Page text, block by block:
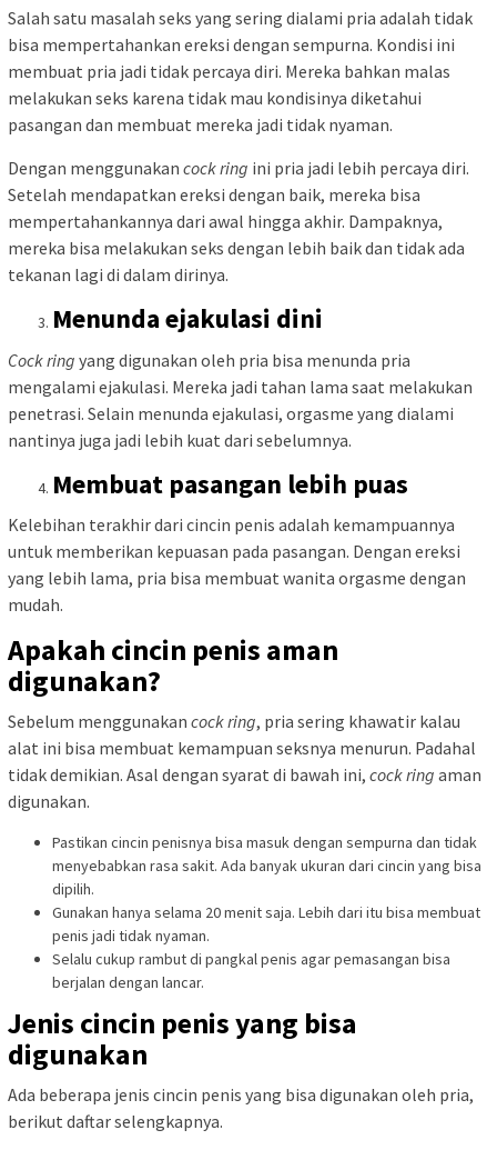
Salah satu masalah seks yang sering dialami pria adalah tidak
bisa mempertahankan ereksi dengan sempurna. Kondisi ini
membuat pria jadi tidak percaya diri. Mereka bahkan malas
melakukan seks karena tidak mau kondisinya diketahui
pasangan dan membuat mereka jadi tidak nyaman.
Dengan menggunakan cock ring ini pria jadi lebih percaya diri.
Setelah mendapatkan ereksi dengan baik, mereka bisa
mempertahankannya dari awal hingga akhir. Dampaknya,
mereka bisa melakukan seks dengan lebih baik dan tidak ada
tekanan lagi di dalam dirinya.
Menunda ejakulasi dini
Cock ring yang digunakan oleh pria bisa menunda pria
mengalami ejakulasi. Mereka jadi tahan lama saat melakukan
penetrasi. Selain menunda ejakulasi, orgasme yang dialami
nantinya juga jadi lebih kuat dari sebelumnya.
Membuat pasangan lebih puas
Kelebihan terakhir dari cincin penis adalah kemampuannya
untuk memberikan kepuasan pada pasangan. Dengan ereksi
yang lebih lama, pria bisa membuat wanita orgasme dengan
mudah.
Apakah cincin penis aman
digunakan?
Sebelum menggunakan cock ring, pria sering khawatir kalau
alat ini bisa membuat kemampuan seksnya menurun. Padahal
tidak demikian. Asal dengan syarat di bawah ini, cock ring aman
digunakan.
Pastikan cincin penisnya bisa masuk dengan sempurna dan tidak
menyebabkan rasa sakit. Ada banyak ukuran dari cincin yang bisa
dipilih.
Gunakan hanya selama 20 menit saja. Lebih dari itu bisa membuat
penis jadi tidak nyaman.
Selalu cukup rambut di pangkal penis agar pemasangan bisa
berjalan dengan lancar.
Jenis cincin penis yang bisa
digunakan
Ada beberapa jenis cincin penis yang bisa digunakan oleh pria,
berikut daftar selengkapnya.